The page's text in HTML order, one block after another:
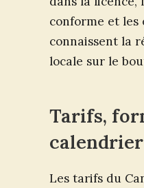
conforme et les
connaissent la
locale sur le
Tarifs,
calendrier
Les tarifs du